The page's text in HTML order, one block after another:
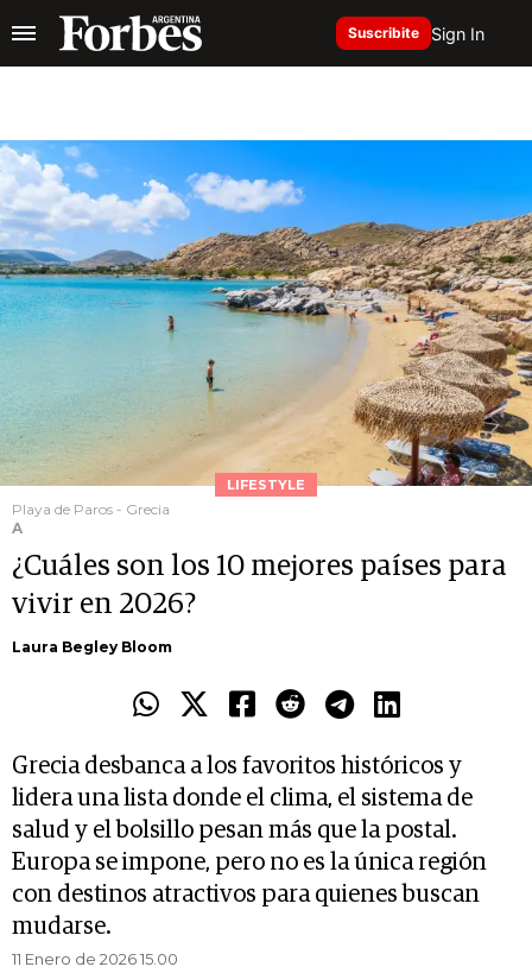
Suscribite Sign In
LIFESTYLE
Playa de Paros - Grecia
A
¿Cuáles son los 10 mejores países para
vivir en 2026?
Laura Begley Bloom
Grecia desbanca a los favoritos históricos y
lidera una lista donde el clima, el sistema de
salud y el bolsillo pesan más que la postal.
Europa se impone, pero no es la única región
con destinos atractivos para quienes buscan
mudarse.
11 Enero de 2026 15.00